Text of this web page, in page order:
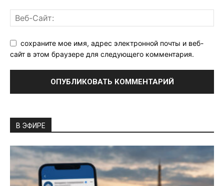
сохраните мое имя, адрес электронной почты и веб-
сайт в этом браузере для следующего комментария.
В ЭФИРЕ